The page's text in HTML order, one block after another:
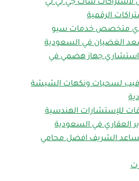
لاشتراكات شات جي بي تي
الرقمية
متخصص خدمات سيو
الغضيان في السعودية
استشاري جهاز هضمي في
فيب لسحبات ونكهات الشيشة
للإستشارات الهندسية
العقاري في السعودية
الشريف افضل محامي